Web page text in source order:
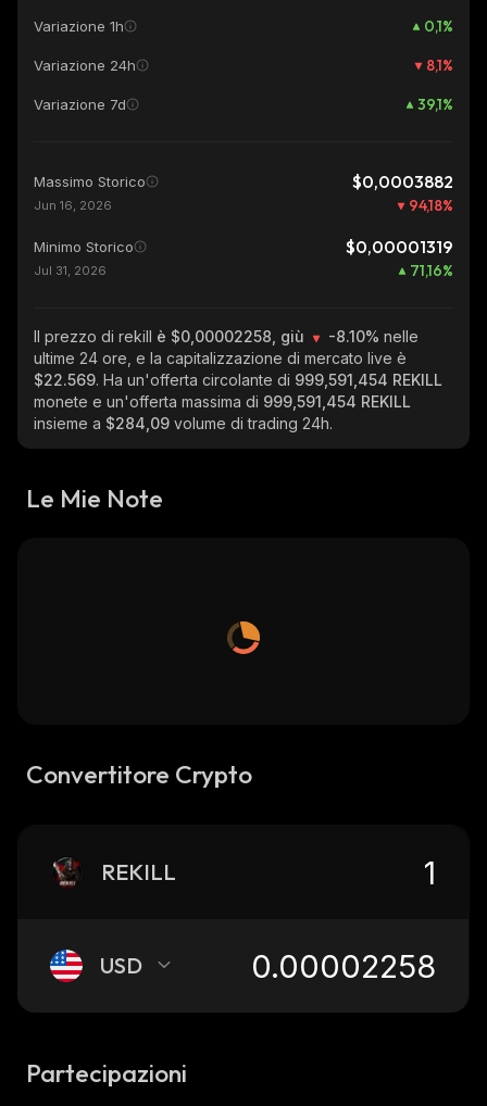
Variazione 1h 0,1%
Variazione 24h 8,1%
Variazione 7d 39,1%
Massimo Storico $0,0003882
Jun 16, 2026 94,18%
Minimo Storico $0,00001319
Jul 31, 2026 71,16%
Il prezzo di rekill è $0,00002258, giù -8.10% nelle
ultime 24 ore, e la capitalizzazione di mercato live è
$22.569. Ha un'offerta circolante di 999,591,454 REKILL
monete e un'offerta massima di 999,591,454 REKILL
insieme a $284,09 volume di trading 24h.
Le Mie Note
Convertitore Crypto
REKILL
USD
Partecipazioni